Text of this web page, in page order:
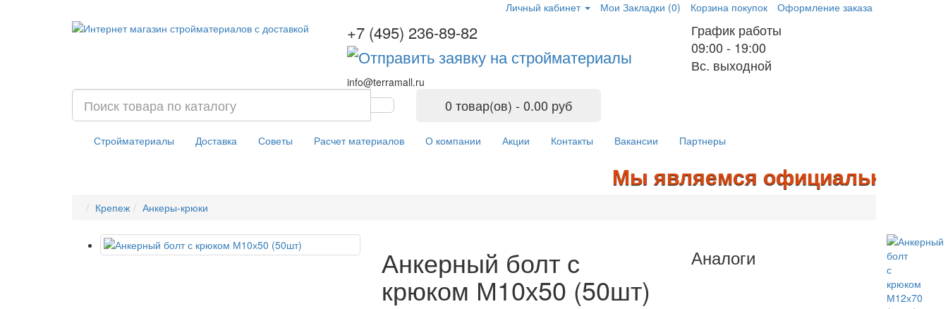
Личный кабинет Мои Закладки (0) Корзина покупок Оформление заказа
+7 (495) 236-89-82
info@terramall.ru
График работы
09:00 - 19:00
Вс. выходной
0 товар(ов) - 0.00 руб
Стройматериалы Доставка Советы Расчет материалов О компании Акции Контакты Вакансии Партнеры
Мы являемся официальными
Крепеж Анкеры-крюки
Анкерный болт с
крюком М10х50 (50шт)
Аналоги